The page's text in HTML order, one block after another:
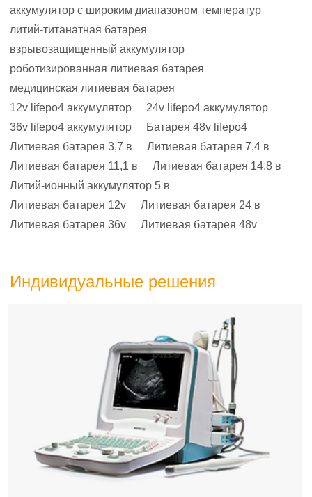
аккумулятор с широким диапазоном температур
литий-титанатная батарея
взрывозащищенный аккумулятор
роботизированная литиевая батарея
медицинская литиевая батарея
12v lifepo4 аккумулятор
24v lifepo4 аккумулятор
36v lifepo4 аккумулятор
Батарея 48v lifepo4
Литиевая батарея 3,7 в
Литиевая батарея 7,4 в
Литиевая батарея 11,1 в
Литиевая батарея 14,8 в
Литий-ионный аккумулятор 5 в
Литиевая батарея 12v
Литиевая батарея 24 в
Литиевая батарея 36v
Литиевая батарея 48v
Индивидуальные решения